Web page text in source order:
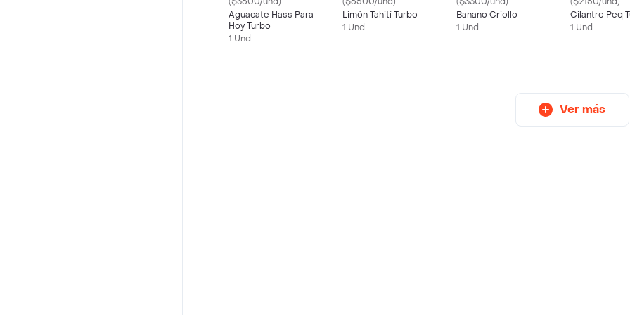
Aguacate Hass Para
Hoy Turbo
1 Und
Limón Tahití Turbo
1 Und
Banano Criollo
1 Und
Cilantro Peq
1 Und
Ver más